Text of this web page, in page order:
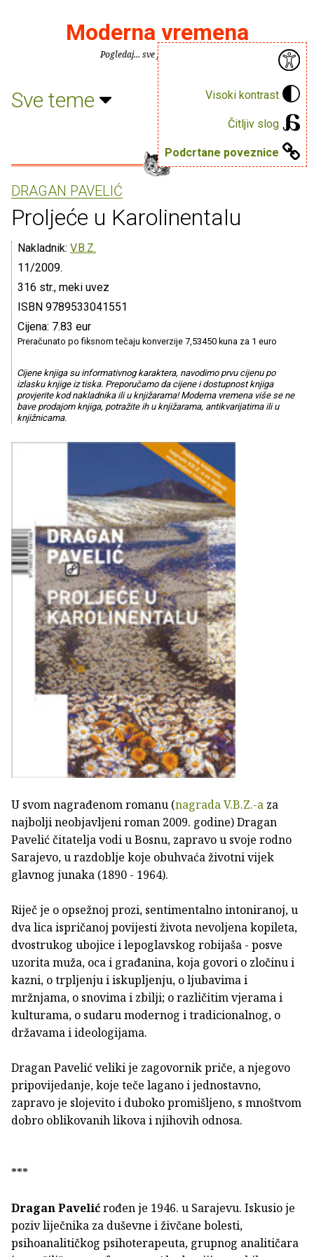
Visoki kontrast
Čitljiv slog
Podcrtane poveznice
Moderna vremena
Pogledaj... sve je puno knjiga.
Sve teme
DRAGAN PAVELIĆ
Proljeće u Karolinentalu
Nakladnik: V.B.Z.
11/2009.
316 str., meki uvez
ISBN 9789533041551
Cijena: 7.83 eur
Preračunato po fiksnom tečaju konverzije 7,53450 kuna za 1 euro
Cijene knjiga su informativnog karaktera, navodimo prvu cijenu po
izlasku knjige iz tiska. Preporučamo da cijene i dostupnost knjiga
provjerite kod nakladnika ili u knjižarama! Moderna vremena više se ne
bave prodajom knjiga, potražite ih u knjižarama, antikvarijatima ili u
knjižnicama.
U svom nagrađenom romanu (nagrada V.B.Z.-a za
najbolji neobjavljeni roman 2009. godine) Dragan
Pavelić čitatelja vodi u Bosnu, zapravo u svoje rodno
Sarajevo, u razdoblje koje obuhvaća životni vijek
glavnog junaka (1890 - 1964).
Riječ je o opsežnoj prozi, sentimentalno intoniranoj, u
dva lica ispričanoj povijesti života nevoljena kopileta,
dvostrukog ubojice i lepoglavskog robijaša - posve
uzorita muža, oca i građanina, koja govori o zločinu i
kazni, o trpljenju i iskupljenju, o ljubavima i
mržnjama, o snovima i zbilji; o različitim vjerama i
kulturama, o sudaru modernog i tradicionalnog, o
državama i ideologijama.
Dragan Pavelić veliki je zagovornik priče, a njegovo
pripovijedanje, koje teče lagano i jednostavno,
zapravo je slojevito i duboko promišljeno, s mnoštvom
dobro oblikovanih likova i njihovih odnosa.
***
Dragan Pavelićrođen je 1946. u Sarajevu. Iskusio je
poziv liječnika za duševne i živčane bolesti,
psihoanalitičkog psihoterapeuta, grupnog analitičara